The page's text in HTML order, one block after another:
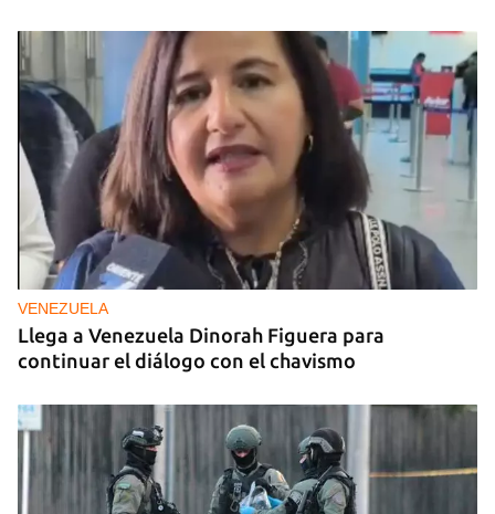
VENEZUELA
Llega a Venezuela Dinorah Figuera para
continuar el diálogo con el chavismo